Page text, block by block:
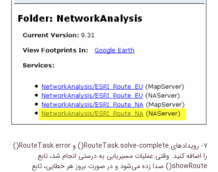
۷- رویدادهای RouteTask.solve-complete() و RouteTask.error()
را اضافه کنید. وقتی عملیات مسیریابی به درستی انجام شد، تابع
showRoute() صدا زده می‌شود و در صورت بروز هر خطایی، تابع